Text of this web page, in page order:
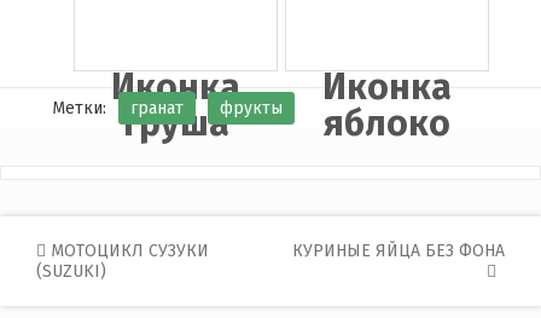
Иконка
груша
Иконка
яблоко
Метки: гранат фрукты
Post
navigation
МОТОЦИКЛ СУЗУКИ
(SUZUKI)
КУРИНЫЕ ЯЙЦА БЕЗ ФОНА